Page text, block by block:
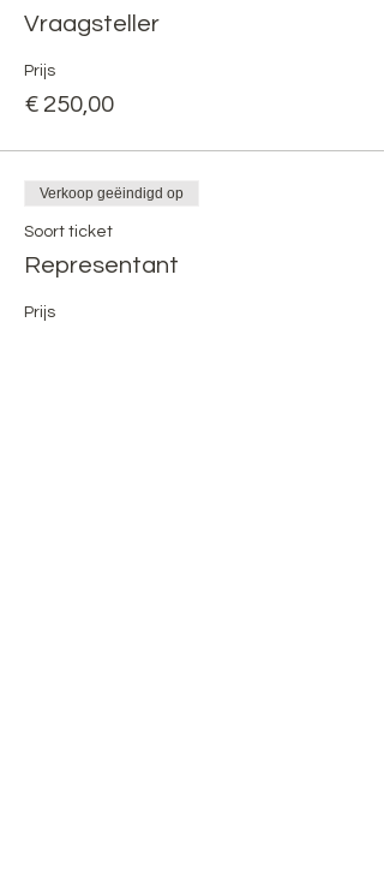
Vraagsteller
Prijs
€ 250,00
Verkoop geëindigd op
Soort ticket
Representant
Prijs